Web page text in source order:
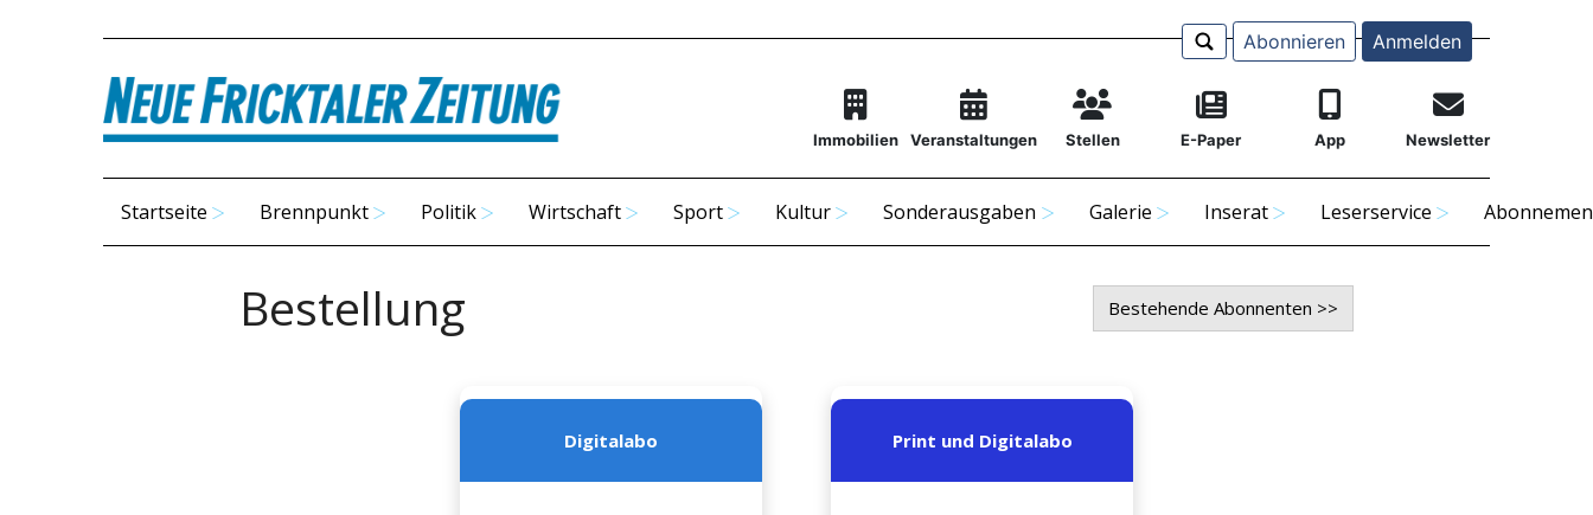
Abonnieren Anmelden
Immobilien Veranstaltungen Stellen E-Paper App Newsletter
Startseite Brennpunkt Politik Wirtschaft Sport Kultur Sonderausgaben Galerie Inserat Leserservice